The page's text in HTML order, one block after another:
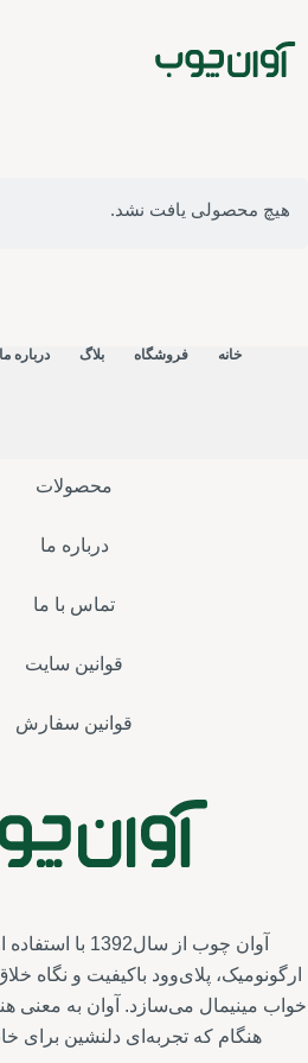
به
محتوا
هیچ محصولی یافت نشد.
خانه فروشگاه بلاگ درباره ما
محصولات
درباره ما
تماس با ما
قوانین سایت
قوانین سفارش
آوان چوب از
ارگونومیک، پلای‌وود باکیفیت و نگاه
خواب مینیمال می‌سازد. آوان به معنی
هنگام که تجربه‌ای دلنشین برای